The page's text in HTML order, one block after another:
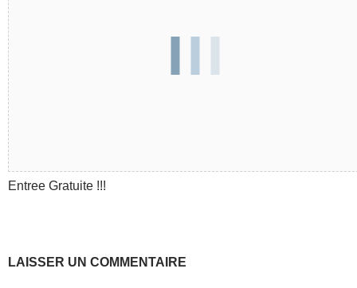
Salle Rhodes Athena
Entree Gratuite !!!
LAISSER UN COMMENTAIRE